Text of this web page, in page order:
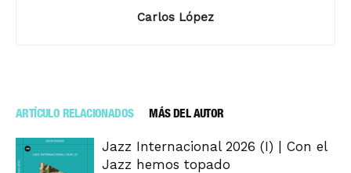
Carlos López
ARTÍCULO RELACIONADOS MÁS DEL AUTOR
Jazz Internacional 2026 (I) | Con el
Jazz hemos topado